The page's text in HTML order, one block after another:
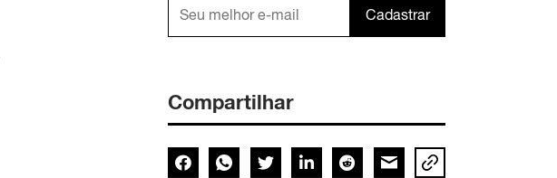
Cadastrar
Compartilhar